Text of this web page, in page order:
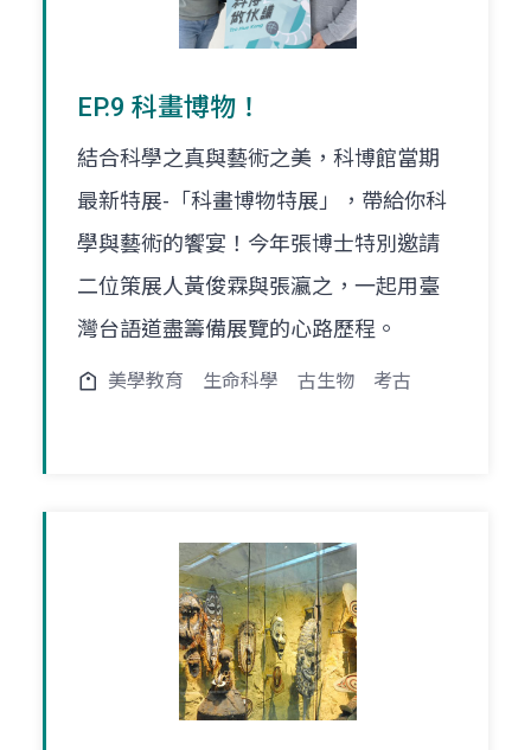
EP.9 科畫博物！
結合科學之真與藝術之美，科博館當期
最新特展-「科畫博物特展」，帶給你科
學與藝術的饗宴！今年張博士特別邀請
二位策展人黃俊霖與張瀛之，一起用臺
灣台語道盡籌備展覽的心路歷程。
美學教育 生命科學 古生物 考古